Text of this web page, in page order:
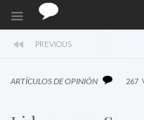
PREVIOUS
ARTÍCULOS DE OPINIÓN 267